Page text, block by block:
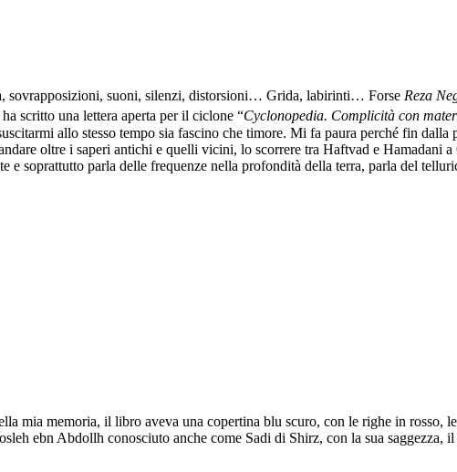
sovrapposizioni, suoni, silenzi, distorsioni… Grida, labirinti… Forse Reza
ha scritto una lettera aperta per il ciclone “Cyclonopedia. Complicità con
allo stesso tempo sia fascino che timore. Mi fa paura perché fin
oltre i saperi antichi e quelli vicini, lo scorrere tra Haftvad e Hamadani
e soprattutto parla delle frequenze nella profondità della terra, parla del
mia memoria, il libro aveva una copertina blu scuro, con le righe in rosso,
ebn Abdollh conosciuto anche come Sadi di Shirz, con la sua saggezza,